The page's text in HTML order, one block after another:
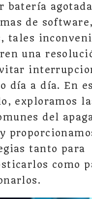
batería
de
tales
una
día a día. En
exploramos
del
tanto para
como